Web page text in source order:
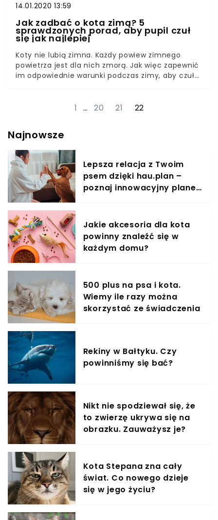
14.01.2020 13:59
Jak zadbać o kota zimą? 5
sprawdzonych porad, aby pupil czuł
się jak najlepiej
Koty nie lubią zimna. Każdy powiew zimnego
powietrza jest dla nich zmorą. Jak więc zapewnić
im odpowiednie warunki podczas zimy, aby czuły
ciepło to idealny duet. Można śmiało powiedzieć,
Różnica jest jednak taka, że człowiek w trakcie
ubrać podwójne skarpetki, kot zaś nie. Mróz
doskwiera im tak, jak nam. Poniżej przeczytaj kilka
porad, jak zadbać o kota zimą.
1 … 20 21 22
Najnowsze
Lepsza relacja z Twoim
psem dzięki hau.plan –
poznaj innowacyjny planer
Jakie akcesoria dla kota
powinny znaleźć się w
każdym domu?
500 plus na psa i kota.
Wiemy ile razy można
skorzystać ze świadczenia
Rekiny w Bałtyku. Czy
powinniśmy się bać?
Nikt nie spodziewał się, że
to zwierzę ukrywa się na
obrazku. Zauważysz je?
Kota Stepana zna cały
świat. Co nowego dzieje
się w jego życiu?